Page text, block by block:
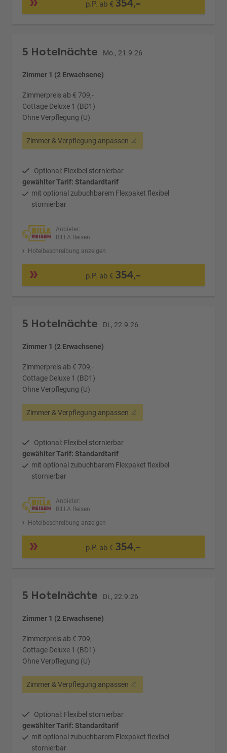
p.P. ab €354,-
5 Hotelnächte Mo., 21.9.26
Zimmer 1 (2 Erwachsene)
Zimmerpreis ab € 709,-
Cottage Deluxe 1 (BD1)
Ohne Verpflegung (U)
Zimmer & Verpflegung anpassen
Optional: Flexibel stornierbar
gewählter Tarif: Standardtarif
mit optional zubuchbarem Flexpaket flexibel
stornierbar
Anbieter:
BILLA Reisen
Hotelbeschreibung anzeigen
p.P. ab €354,-
5 Hotelnächte Di., 22.9.26
Zimmer 1 (2 Erwachsene)
Zimmerpreis ab € 709,-
Cottage Deluxe 1 (BD1)
Ohne Verpflegung (U)
Zimmer & Verpflegung anpassen
Optional: Flexibel stornierbar
gewählter Tarif: Standardtarif
mit optional zubuchbarem Flexpaket flexibel
stornierbar
Anbieter:
BILLA Reisen
Hotelbeschreibung anzeigen
p.P. ab €354,-
5 Hotelnächte Di., 22.9.26
Zimmer 1 (2 Erwachsene)
Zimmerpreis ab € 709,-
Cottage Deluxe 1 (BD1)
Ohne Verpflegung (U)
Zimmer & Verpflegung anpassen
Optional: Flexibel stornierbar
gewählter Tarif: Standardtarif
mit optional zubuchbarem Flexpaket flexibel
stornierbar